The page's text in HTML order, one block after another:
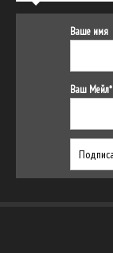
Ваше имя
Ваш Мейл*